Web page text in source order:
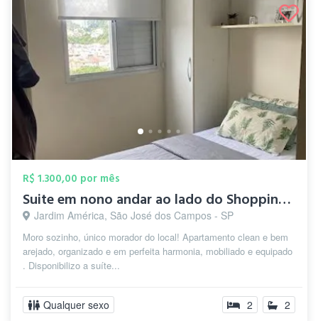
R$ 1.300,00 por mês
Suite em nono andar ao lado do Shopping ...
Jardim América, São José dos Campos - SP
Moro sozinho, único morador do local! Apartamento clean e bem
arejado, organizado e em perfeita harmonia, mobiliado e equipado
. Disponibilizo a suíte...
Qualquer sexo 2 2